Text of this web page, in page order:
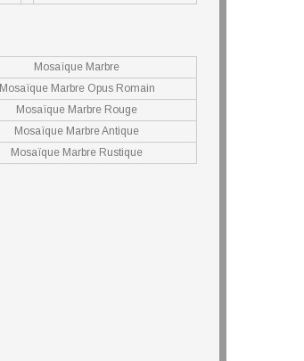
Mosaïque Marbre
Mosaïque Marbre Opus Romain
Mosaïque Marbre Rouge
Mosaïque Marbre Antique
Mosaïque Marbre Rustique